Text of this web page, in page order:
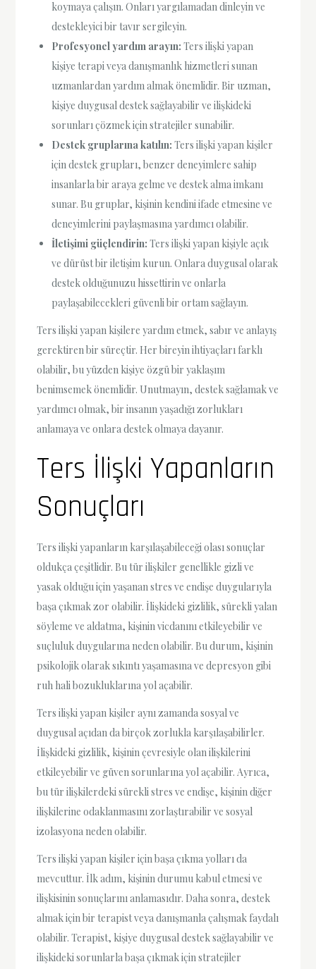
koymaya çalışın. Onları yargılamadan dinleyin ve
destekleyici bir tavır sergileyin.
Profesyonel yardım arayın: Ters ilişki yapan
kişiye terapi veya danışmanlık hizmetleri sunan
uzmanlardan yardım almak önemlidir. Bir uzman,
kişiye duygusal destek sağlayabilir ve ilişkideki
sorunları çözmek için stratejiler sunabilir.
Destek gruplarına katılın: Ters ilişki yapan kişiler
için destek grupları, benzer deneyimlere sahip
insanlarla bir araya gelme ve destek alma imkanı
sunar. Bu gruplar, kişinin kendini ifade etmesine ve
deneyimlerini paylaşmasına yardımcı olabilir.
İletişimi güçlendirin: Ters ilişki yapan kişiyle açık
ve dürüst bir iletişim kurun. Onlara duygusal olarak
destek olduğunuzu hissettirin ve onlarla
paylaşabilecekleri güvenli bir ortam sağlayın.
Ters ilişki yapan kişilere yardım etmek, sabır ve anlayış
gerektiren bir süreçtir. Her bireyin ihtiyaçları farklı
olabilir, bu yüzden kişiye özgü bir yaklaşım
benimsemek önemlidir. Unutmayın, destek sağlamak ve
yardımcı olmak, bir insanın yaşadığı zorlukları
anlamaya ve onlara destek olmaya dayanır.
Ters İlişki Yapanların
Sonuçları
Ters ilişki yapanların karşılaşabileceği olası sonuçlar
oldukça çeşitlidir. Bu tür ilişkiler genellikle gizli ve
yasak olduğu için yaşanan stres ve endişe duygularıyla
başa çıkmak zor olabilir. İlişkideki gizlilik, sürekli yalan
söyleme ve aldatma, kişinin vicdanını etkileyebilir ve
suçluluk duygularına neden olabilir. Bu durum, kişinin
psikolojik olarak sıkıntı yaşamasına ve depresyon gibi
ruh hali bozukluklarına yol açabilir.
Ters ilişki yapan kişiler aynı zamanda sosyal ve
duygusal açıdan da birçok zorlukla karşılaşabilirler.
İlişkideki gizlilik, kişinin çevresiyle olan ilişkilerini
etkileyebilir ve güven sorunlarına yol açabilir. Ayrıca,
bu tür ilişkilerdeki sürekli stres ve endişe, kişinin diğer
ilişkilerine odaklanmasını zorlaştırabilir ve sosyal
izolasyona neden olabilir.
Ters ilişki yapan kişiler için başa çıkma yolları da
mevcuttur. İlk adım, kişinin durumu kabul etmesi ve
ilişkisinin sonuçlarını anlamasıdır. Daha sonra, destek
almak için bir terapist veya danışmanla çalışmak faydalı
olabilir. Terapist, kişiye duygusal destek sağlayabilir ve
ilişkideki sorunlarla başa çıkmak için stratejiler